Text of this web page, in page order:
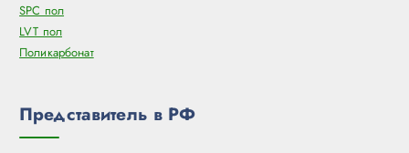
SPC пол
LVT пол
Поликарбонат
Представитель в РФ